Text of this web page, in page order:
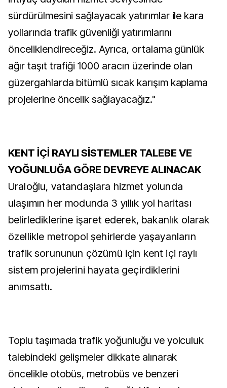
sürdürülmesini sağlayacak yatırımlar ile kara
yollarında trafik güvenliği yatırımlarını
önceliklendireceğiz. Ayrıca, ortalama günlük
ağır taşıt trafiği 1000 aracın üzerinde olan
güzergahlarda bitümlü sıcak karışım kaplama
projelerine öncelik sağlayacağız."
KENT İÇİ RAYLI SİSTEMLER TALEBE VE
YOĞUNLUĞA GÖRE DEVREYE ALINACAK
Uraloğlu, vatandaşlara hizmet yolunda
ulaşımın her modunda 3 yıllık yol haritası
belirlediklerine işaret ederek, bakanlık olarak
özellikle metropol şehirlerde yaşayanların
trafik sorununun çözümü için kent içi raylı
sistem projelerini hayata geçirdiklerini
anımsattı.
Toplu taşımada trafik yoğunluğu ve yolculuk
talebindeki gelişmeler dikkate alınarak
öncelikle otobüs, metrobüs ve benzeri